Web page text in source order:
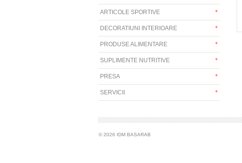
ARTICOLE SPORTIVE
DECORATIUNI INTERIOARE
PRODUSE ALIMENTARE
SUPLIMENTE NUTRITIVE
PRESA
SERVICII
© 2026 IDM BASARAB